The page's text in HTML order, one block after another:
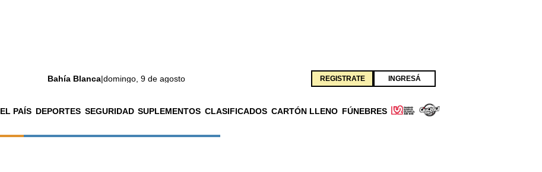
Bahía Blanca|domingo, 9 de agosto REGISTRATE INGRESÁ
EL PAÍS DEPORTES SEGURIDAD SUPLEMENTOS CLASIFICADOS CARTÓN LLENO FÚNEBRES
La ciudad